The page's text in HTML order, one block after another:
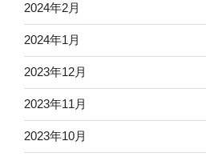
2024年2月
2024年1月
2023年12月
2023年11月
2023年10月